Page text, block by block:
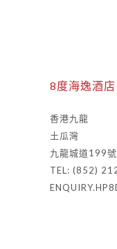
8度海逸酒店
香港九龍
土瓜灣
九龍城道199
TEL: (852)